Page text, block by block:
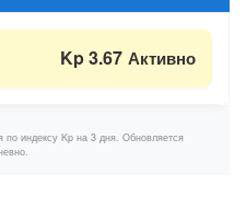
Kp 3.67 Активно
по индексу Kp на 3 дня. Обновляется